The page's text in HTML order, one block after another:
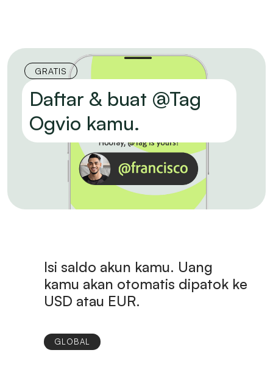
GRATIS
Daftar & buat @Tag
Ogvio kamu.
Isi saldo akun kamu. Uang
kamu akan otomatis dipatok ke
USD atau EUR.
GLOBAL